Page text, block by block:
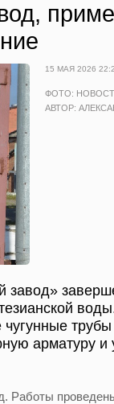
15 МАЯ 2026
ФОТО:
АВТОР:
арматуру и
Работы